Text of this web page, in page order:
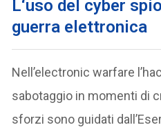
L‘uso del cyber
guerra elettronica
Nell’electronic warfare
sabotaggio in momenti di
sforzi sono guidati